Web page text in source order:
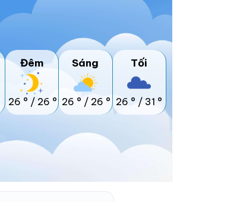
Đêm
26 ° / 26 °
Sáng
26 ° / 26 °
Tối
26 ° / 31 °